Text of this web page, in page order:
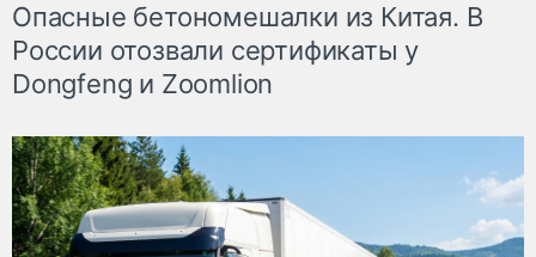
Опасные бетономешалки из Китая. В
России отозвали сертификаты у
Dongfeng и Zoomlion